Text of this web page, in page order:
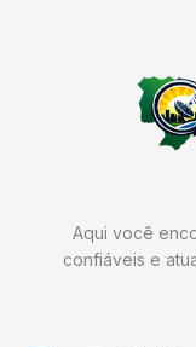
Aqui você
confiáveis e